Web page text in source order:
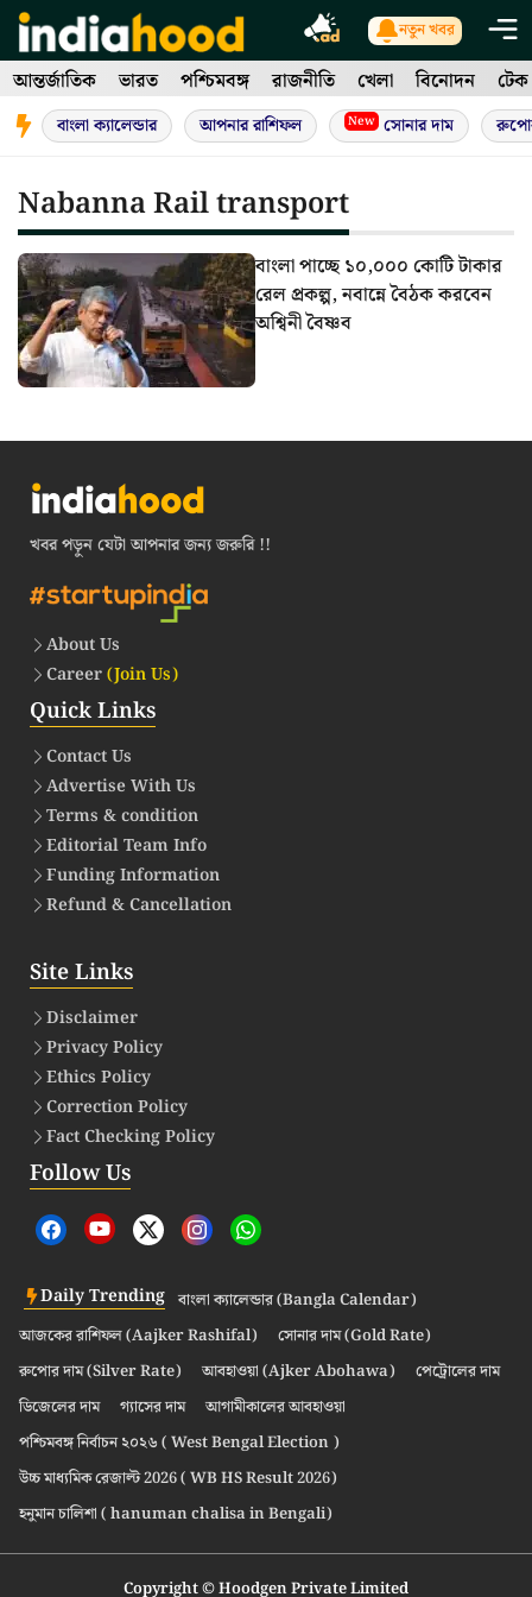
Skip
to
content
নতুন খবর
আন্তর্জাতিক ভারত পশ্চিমবঙ্গ রাজনীতি খেলা বিনোদন টেক
বাংলা ক্যালেন্ডার আপনার রাশিফল New সোনার দাম
Nabanna Rail transport
বাংলা পাচ্ছে ১০,০০০ কোটি টাকার
রেল প্রকল্প, নবান্নে বৈঠক করবেন
অশ্বিনী বৈষ্ণব
খবর পড়ুন যেটা আপনার জন্য জরুরি !!
About Us
Career(Join Us)
Quick Links
Contact Us
Advertise With Us
Terms & condition
Editorial Team Info
Funding Information
Refund & Cancellation
Site Links
Disclaimer
Privacy Policy
Ethics Policy
Correction Policy
Fact Checking Policy
Follow Us
Daily Trending বাংলা ক্যালেন্ডার (Bangla Calendar)
আজকের রাশিফল (Aajker Rashifal)
সোনার দাম (Gold Rate)
রুপোর দাম (Silver Rate)
আবহাওয়া (Ajker Abohawa)
পেট্রোলের দাম
ডিজেলের দাম
গ্যাসের দাম
আগামীকালের আবহাওয়া
পশ্চিমবঙ্গ নির্বাচন ২০২৬ ( West Bengal Election )
উচ্চ মাধ্যমিক রেজাল্ট 2026 ( WB HS Result 2026)
হনুমান চালিশা ( hanuman chalisa in Bengali)
Copyright © Hoodgen Private Limited